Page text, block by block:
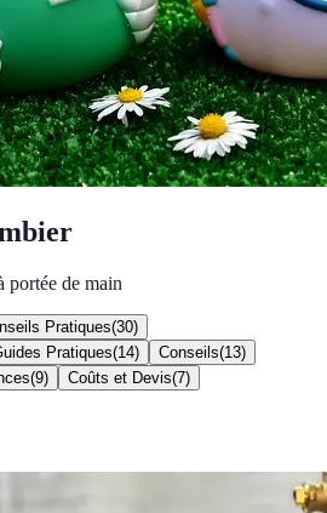
portée de main
Pratiques(30)
Pratiques(14) Conseils(13)
(9) Coûts et Devis(7)